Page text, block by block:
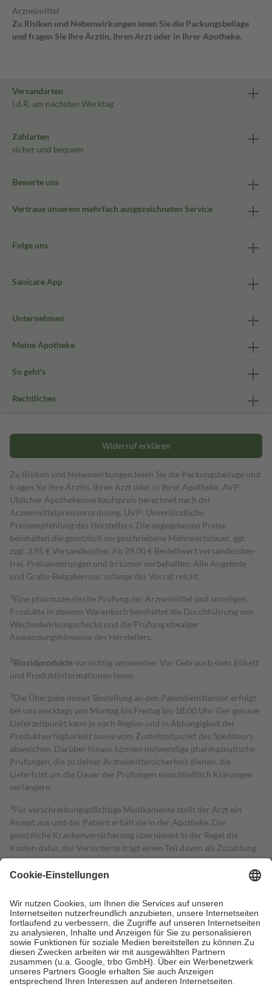
Arzneimittel
Zu Risiken und Nebenwirkungen lesen Sie die Packungsbeilage
und fragen Sie Ihre Ärztin, Ihren Arzt oder in Ihrer Apotheke.
Versandarten
i.d.R. am nächsten Werktag
Zahlarten
sicher und bequem
Bewerte uns
Vertraue unserem mehrfach ausgezeichneten Service
Folge uns
Sanicare App
Unternehmen
Meine Apotheke
So geht's
Rechtliches
Widerruf erklären
Zu Risiken und Nebenwirkungen lesen Sie die Packungsbeilage und
fragen Sie Ihre Ärztin, Ihren Arzt oder in Ihrer Apotheke. AVP:
Üblicher Apothekenverkaufspreis berechnet nach der
Arzneimittelpreisverordnung. UVP: Unverbindliche
Preisempfehlung des Herstellers. Die angegebenen Preise
beinhalten die gesetzlich vorgeschriebene Mehrwertsteuer, ggf.
zzgl. 3,95 € Versandkosten. Ab 29,00 € Bestell­wert versand­kosten­
frei. Preisänderungen und Irrtümer vorbehalten. Alle Angebote
und Gratis-Beigaben nur solange der Vorrat reicht.
1 Eine pharmazeutische Prüfung der Arzneimittel und sonstigen
Produkte in deinem Warenkorb beinhaltet die Durchführung von
Wechselwirkungschecks und die Prüfung etwaiger
Anwendungshinweise des Herstellers.
2Biozidproduktevorsichtig verwenden. Vor Gebrauch stets Etikett
und Produktinformationen lesen.
3Die Übergabe deiner Bestellung an den Paketdienstleister erfolgt
bei uns werktags von Montag bis Freitag bis 18:00 Uhr. Der genaue
Lieferzeitpunkt kann je nach Region und in Abhängigkeit der
Produktverfügbarkeit sowie vom Zustellzeitpunkt des Spediteurs
abweichen. Darüber hinaus können notwendige pharmazeutische
Prüfungen, die zu deiner Arzneimittelsicherheit dienen, die
Lieferfrist um die Dauer der Prüfungen einschließlich Klärungen
verlängern.
4Für verschreibungspflichtige Medikamente stellt der Arzt ein
Rezept aus und der Patient erhält sie in der Apotheke. Die
gesetzliche Krankenversicherung übernimmt in der Regel die
Kosten dafür, der Versicherte trägt einen Teil davon als Zuzahlung
mit.
Grundsätzlich leisten Mitglieder Zuzahlungen in Höhe von zehn
höchstens zehn Euro.
Es sind jedoch nie mehr als die tatsächlichen
Kosten der Leistung zu entrichten.
Diese Regeln gelten grundsätzlich auch für Online-Apotheken.
Bei Heilmitteln und häuslicher Krankenpflege beträgt die
Zuzahlung zehn Prozent der Kosten sowie zehn Euro je
Verordnung.
Um das Engagement der Versicherten für ihre eigene Gesundheit zu
stärken und die besondere Stellung der Familie zu unterstützen,